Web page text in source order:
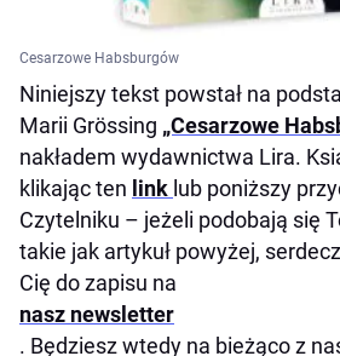
Cesarzowe Habsburgów
Niniejszy tekst powstał na
Marii Grössing „Cesarzowe
nakładem wydawnictwa Lira.
klikając ten link lub poniższy
Czytelniku – jeżeli podobają się
takie jak artykuł powyżej,
Cię do zapisu na
nasz newsletter
. Będziesz wtedy na bieżąco z